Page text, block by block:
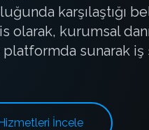
karşılaştığı
olarak, kurumsal
sunarak
İncele